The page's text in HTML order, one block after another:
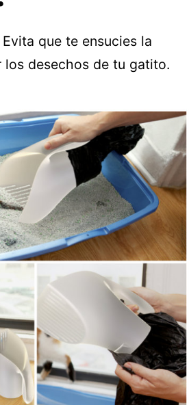
que te ensucies la
los desechos de tu gatito.